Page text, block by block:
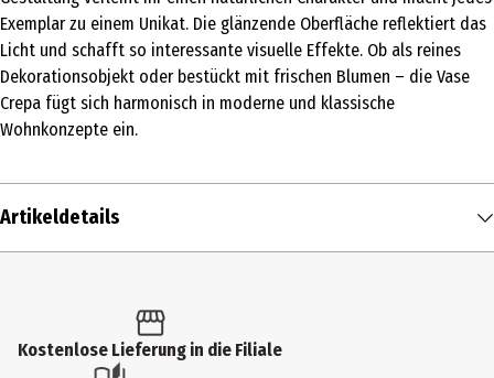
Exemplar zu einem Unikat. Die glänzende Oberfläche reflektiert das
Licht und schafft so interessante visuelle Effekte. Ob als reines
Dekorationsobjekt oder bestückt mit frischen Blumen – die Vase
Crepa fügt sich harmonisch in moderne und klassische
Wohnkonzepte ein.
Artikeldetails
Produkttyp
Kostenlose Lieferung in die Filiale